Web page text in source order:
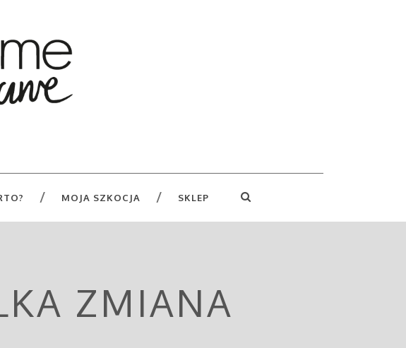
MOJA SZKOCJA SKLEP
ZMIANA